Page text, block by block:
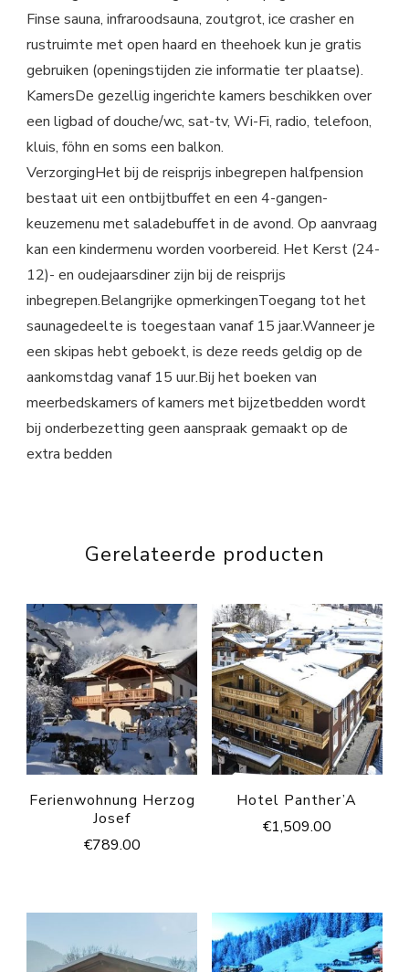
Finse sauna, infraroodsauna, zoutgrot, ice crasher en
rustruimte met open haard en theehoek kun je gratis
gebruiken (openingstijden zie informatie ter plaatse).
KamersDe gezellig ingerichte kamers beschikken over
een ligbad of douche/wc, sat-tv, Wi-Fi, radio, telefoon,
kluis, föhn en soms een balkon.
VerzorgingHet bij de reisprijs inbegrepen halfpension
bestaat uit een ontbijtbuffet en een 4-gangen-
keuzemenu met saladebuffet in de avond. Op aanvraag
kan een kindermenu worden voorbereid. Het Kerst (24-
12)- en oudejaarsdiner zijn bij de reisprijs
inbegrepen.Belangrijke opmerkingenToegang tot het
saunagedeelte is toegestaan vanaf 15 jaar.Wanneer je
een skipas hebt geboekt, is deze reeds geldig op de
aankomstdag vanaf 15 uur.Bij het boeken van
meerbedskamers of kamers met bijzetbedden wordt
bij onderbezetting geen aanspraak gemaakt op de
extra bedden
Gerelateerde producten
Ferienwohnung Herzog
Josef
€789.00
Hotel Panther’A
€1,509.00